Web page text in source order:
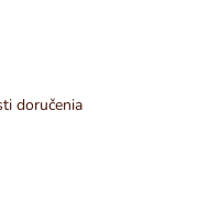
doručenia